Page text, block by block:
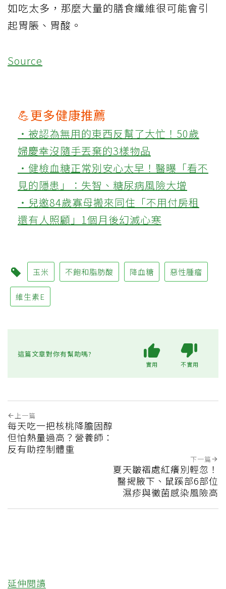
如吃太多，那麼大量的膳食纖維很可能會引
起胃脹、胃酸。
Source
💪更多健康推薦
‧被認為無用的東西反幫了大忙！50歲
婦慶幸沒隨手丟棄的3樣物品
‧健檢血糖正常別安心太早！醫曝「看不
見的隱患」：失智、糖尿病風險大增
‧兒邀84歲寡母搬來同住「不用付房租
還有人照顧」1個月後幻滅心寒
玉米 不飽和脂肪酸 降血糖 惡性腫瘤
維生素E
這篇文章對你有幫助嗎?
實用 不實用
上一篇
每天吃一把核桃降膽固醇
但怕熱量過高？營養師：
反有助控制體重
下一篇
夏天皺褶處紅癢別輕忽！
醫揭腋下、鼠蹊部6部位
濕疹與黴菌感染風險高
延伸閱讀